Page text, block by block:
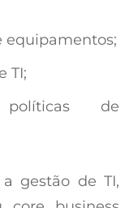
equipamentos;
TI;
políticas de
gestão de TI,